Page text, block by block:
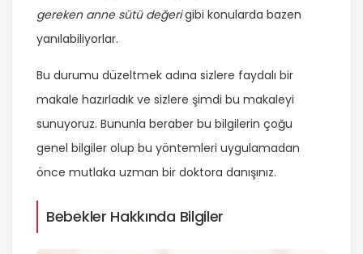
gereken anne sütü değerigibi konularda bazen
yanılabiliyorlar.
Bu durumu düzeltmek adına sizlere faydalı bir
makale hazırladık ve sizlere şimdi bu makaleyi
sunuyoruz. Bununla beraber bu bilgilerin çoğu
genel bilgiler olup bu yöntemleri uygulamadan
önce mutlaka uzman bir doktora danışınız.
Bebekler Hakkında Bilgiler